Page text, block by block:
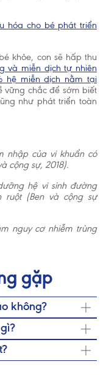
hóa cho bé phát triển
khỏe, con sẽ hấp thu
và miễn dịch tự nhiên
hệ miễn dịch nằm tại
vững chắc để sớm biết
như phát triển toàn
nhập của vi khuẩn có
cộng sự, 2018).
hệ vi sinh đường
ruột (Ben và cộng sự
nguy cơ nhiễm trùng
gặp
không?
nhiều bé có thể "trốn
bò mà vẫn phát triển
tháng thứ 7 bé vẫn
thể tự ngẩng đầu
khám bác sĩ để kiểm
cứng cáp hơn để tiếp
tiếp theo. Bé sẽ bắt
vững (6 - 8 tháng),
cơ thể nặng nề, hoặc